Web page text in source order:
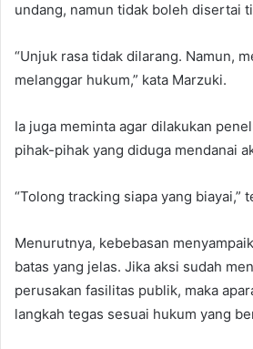
undang, namun tidak boleh disertai
“Unjuk rasa tidak dilarang. Namun,
melanggar hukum,” kata Marzuki.
Ia juga meminta agar dilakukan
pihak-pihak yang diduga mendanai
“Tolong tracking siapa yang biayai,”
Menurutnya, kebebasan
batas yang jelas. Jika aksi sudah
perusakan fasilitas publik, maka
langkah tegas sesuai hukum yang